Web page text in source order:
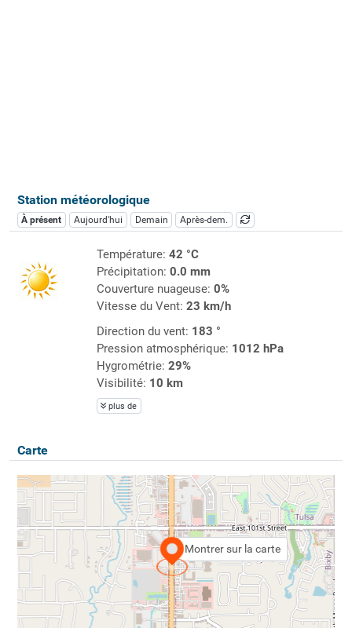
Station météorologique
À présent Aujourd'hui Demain Après-dem.
Température: 42 °C
Précipitation: 0.0 mm
Couverture nuageuse: 0%
Vitesse du Vent: 23 km/h
Direction du vent: 183 °
Pression atmosphérique: 1012 hPa
Hygrométrie: 29%
Visibilité: 10 km
plus de
Carte
Montrer sur la carte